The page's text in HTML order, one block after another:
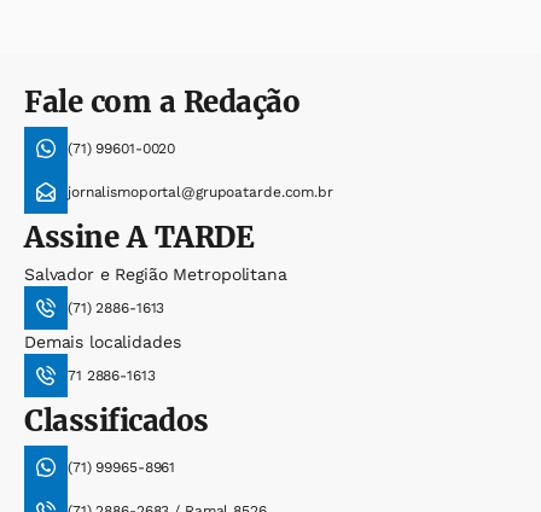
Fale com a Redação
(71) 99601-0020
jornalismoportal@grupoatarde.com.br
AssineA TARDE
Salvador e Região Metropolitana
(71) 2886-1613
Demais localidades
71 2886-1613
Classificados
(71) 99965-8961